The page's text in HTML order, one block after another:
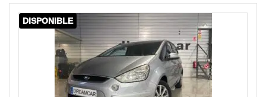
DISPONIBLE